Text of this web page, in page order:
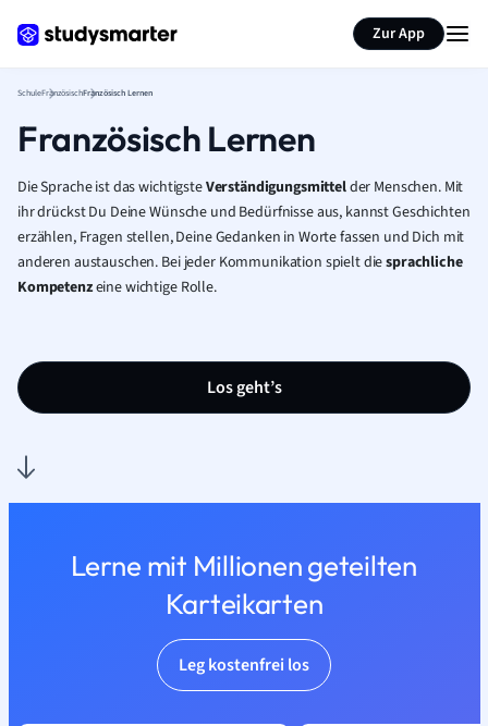
Zur App
SchuleFranzösischFranzösisch Lernen
Französisch Lernen
Die Sprache ist das wichtigsteVerständigungsmittelder Menschen. Mit
ihr drückst Du Deine Wünsche und Bedürfnisse aus, kannst Geschichten
erzählen, Fragen stellen, Deine Gedanken in Worte fassen und Dich mit
anderen austauschen. Bei jeder Kommunikation spielt diesprachliche
Kompetenzeine wichtige Rolle.
Los geht’s
Lerne mit Millionen geteilten
Karteikarten
Leg kostenfrei los
Seite zusammenfassen